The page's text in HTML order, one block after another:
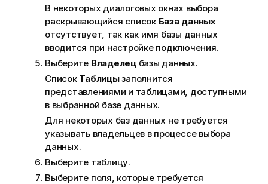
н
и
е
к
и
ф
о
р
м
а
ц
и
и
В некоторых диалоговых окнах выбора
раскрывающийся список База данных
отсутствует, так как имя базы данных
вводится при настройке подключения.
Выберите Владелецбазы данных.
Список Таблицызаполнится
представлениями и таблицами, доступными
в выбранной базе данных.
Для некоторых баз данных не требуется
указывать владельцев в процессе выбора
данных.
Выберите таблицу.
Выберите поля, которые требуется